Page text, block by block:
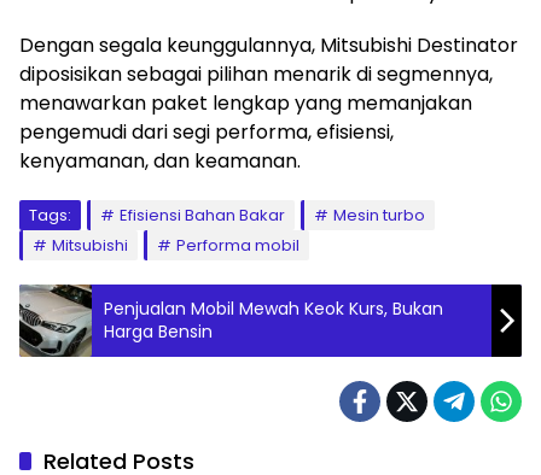
Dengan segala keunggulannya, Mitsubishi Destinator
diposisikan sebagai pilihan menarik di segmennya,
menawarkan paket lengkap yang memanjakan
pengemudi dari segi performa, efisiensi,
kenyamanan, dan keamanan.
Tags: Efisiensi Bahan Bakar
Mesin turbo
Mitsubishi
Performa mobil
Penjualan Mobil Mewah Keok Kurs, Bukan
Harga Bensin
Related Posts